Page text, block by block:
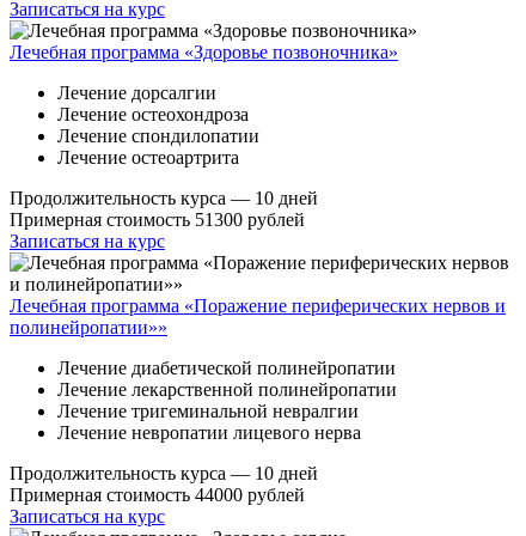
Записаться на курс
Лечебная программа «Здоровье позвоночника»
Лечение дорсалгии
Лечение остеохондроза
Лечение спондилопатии
Лечение остеоартрита
Продолжительность курса — 10 дней
Примерная стоимость 51300 рублей
Записаться на курс
Лечебная программа «Поражение периферических нервов и
полинейропатии»»
Лечение диабетической полинейропатии
Лечение лекарственной полинейропатии
Лечение тригеминальной невралгии
Лечение невропатии лицевого нерва
Продолжительность курса — 10 дней
Примерная стоимость 44000 рублей
Записаться на курс